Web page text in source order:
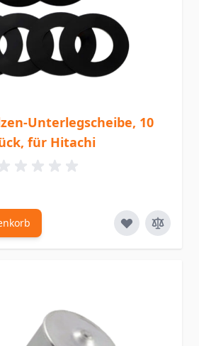
Unterlegscheibe, 10
für Hitachi